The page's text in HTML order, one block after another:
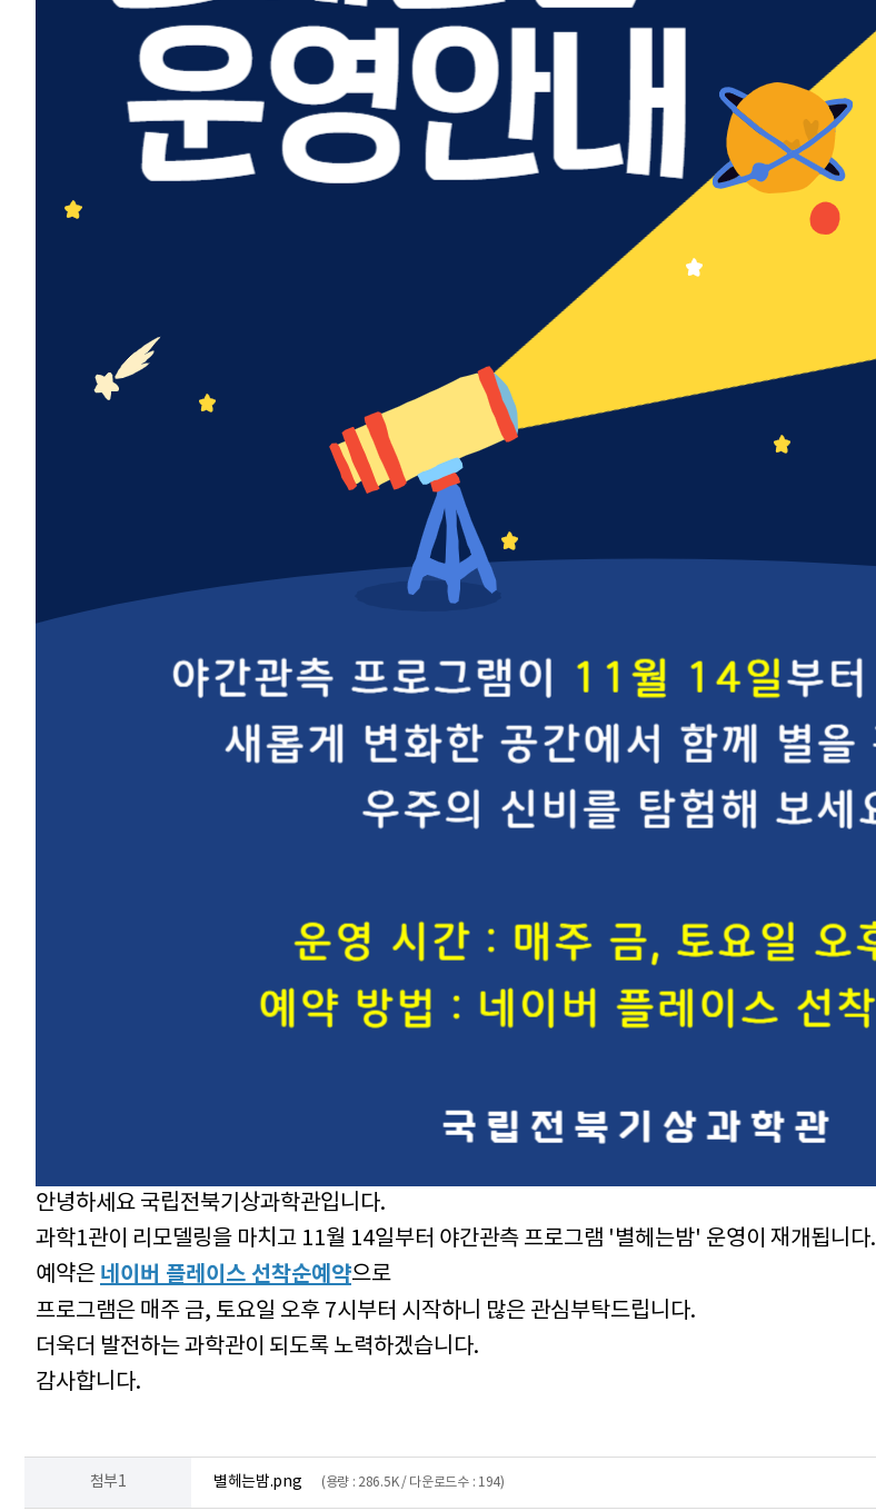
안녕하세요 국립전북기상과학관입니다.
과학1관이 리모델링을 마치고 11월 14일부터 야간관측 프로그램 '별헤는밤' 운영이 재개됩니다.
예약은 네이버 플레이스 선착순예약으로
프로그램은 매주 금, 토요일 오후 7시부터 시작하니 많은 관심부탁드립니다.
더욱더 발전하는 과학관이 되도록 노력하겠습니다.
감사합니다.
첨부1 별헤는밤.png (용량 : 286.5K / 다운로드수 : 194)